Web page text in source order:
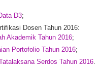
D3;
Dosen Tahun 2016:
Akademik Tahun 2016;
Portofolio Tahun 2016;
Serdos Tahun 2016.